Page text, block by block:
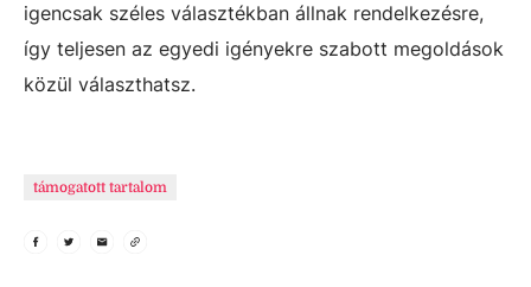
igencsak széles választékban állnak rendelkezésre,
így teljesen az egyedi igényekre szabott megoldások
közül választhatsz.
támogatott tartalom